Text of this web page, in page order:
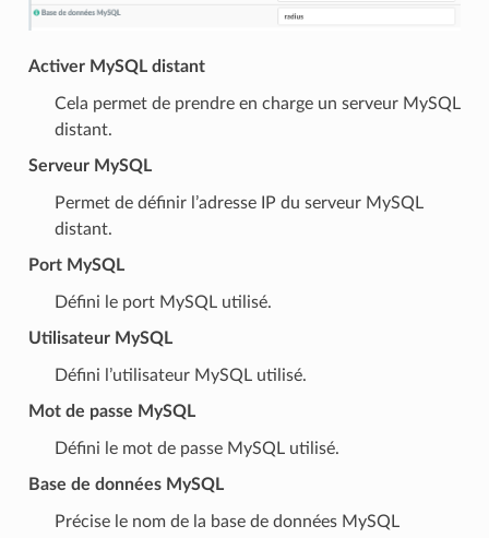
Activer MySQL distant
Cela permet de prendre en charge un serveur MySQL
distant.
Serveur MySQL
Permet de définir l’adresse IP du serveur MySQL
distant.
Port MySQL
Défini le port MySQL utilisé.
Utilisateur MySQL
Défini l’utilisateur MySQL utilisé.
Mot de passe MySQL
Défini le mot de passe MySQL utilisé.
Base de données MySQL
Précise le nom de la base de données MySQL